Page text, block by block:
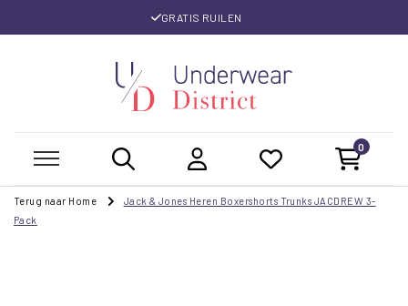
GRATIS RUILEN
0
Terug naar Home
Jack & Jones Heren Boxershorts Trunks JACDREW 3-
Pack